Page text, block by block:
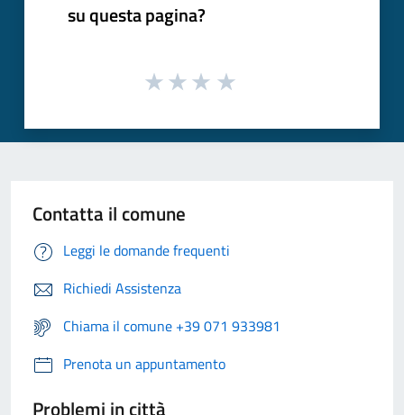
su questa pagina?
Contatta il comune
Leggi le domande frequenti
Richiedi Assistenza
Chiama il comune +39 071 933981
Prenota un appuntamento
Problemi in città